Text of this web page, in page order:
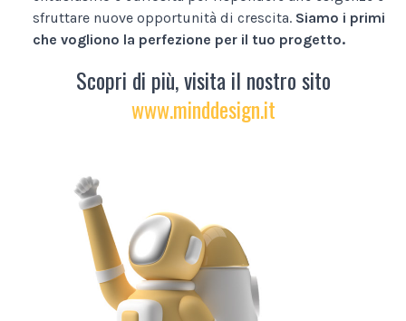
sfruttare nuove opportunità di crescita. Siamo i primi
che vogliono la perfezione per il tuo progetto.
Scopri di più, visita il nostro sito
www.minddesign.it